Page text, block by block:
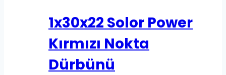
1x30x22 Solor Power
Kırmızı Nokta
Dürbünü